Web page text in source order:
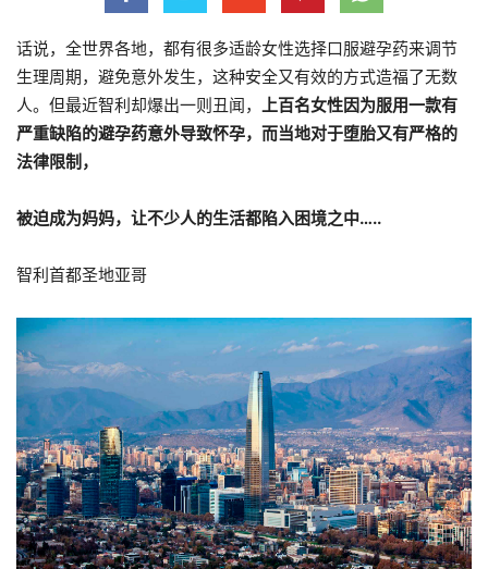
话说，全世界各地，都有很多适龄女性选择口服避孕药来调节
生理周期，避免意外发生，这种安全又有效的方式造福了无数
人。但最近智利却爆出一则丑闻， 上百名女性因为服用一款有
严重缺陷的避孕药意外导致怀孕，而当地对于堕胎又有严格的
法律限制，
被迫成为妈妈，让不少人的生活都陷入困境之中…..
智利首都圣地亚哥